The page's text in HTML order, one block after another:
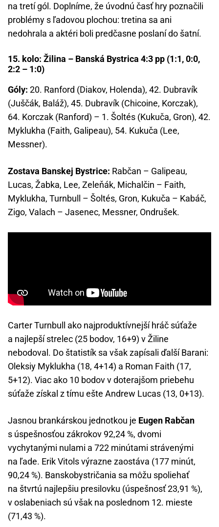
na tretí gól. Doplníme, že úvodnú časť hry poznačili
problémy s ľadovou plochou: tretina sa ani
nedohrala a aktéri boli predčasne poslaní do šatní.
15. kolo: Žilina – Banská Bystrica 4:3 pp (1:1, 0:0,
2:2 – 1:0)
Góly: 20. Ranford (Diakov, Holenda), 42. Dubravík
(Juščák, Baláž), 45. Dubravík (Chicoine, Korczak),
64. Korczak (Ranford) – 1. Šoltés (Kukuča, Gron), 42.
Myklukha (Faith, Galipeau), 54. Kukuča (Lee,
Messner).
Zostava Banskej Bystrice: Rabčan – Galipeau,
Lucas, Žabka, Lee, Zeleňák, Michalčin – Faith,
Myklukha, Turnbull – Šoltés, Gron, Kukuča – Kabáč,
Zigo, Valach – Jasenec, Messner, Ondrušek.
Carter Turnbull ako najproduktívnejší hráč súťaže
a najlepší strelec (25 bodov, 16+9) v Žiline
nebodoval. Do štatistík sa však zapísali ďalší Barani:
Oleksiy Myklukha (18, 4+14) a Roman Faith (17,
5+12). Viac ako 10 bodov v doterajšom priebehu
súťaže získal z tímu ešte Andrew Lucas (13, 0+13).
Jasnou brankárskou jednotkou je Eugen Rabčan
s úspešnosťou zákrokov 92,24 %, dvomi
vychytanými nulami a 722 minútami strávenými
na ľade. Erik Vitols výrazne zaostáva (177 minút,
90,24 %). Banskobystričania sa môžu spoliehať
na štvrtú najlepšiu presilovku (úspešnosť 23,91 %),
v oslabeniach sú však na poslednom 12. mieste
(71,43 %).